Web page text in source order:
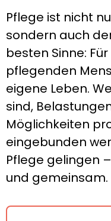
Pflege ist nicht
sondern auch
besten Sinne:
pflegenden
eigene Leben.
sind,
Möglichkeiten
eingebunden
Pflege gelingen
und gemeinsam.